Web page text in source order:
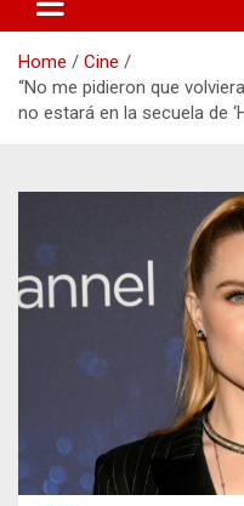
Home
Cine
“No me pidieron que
no estará en la secuela de